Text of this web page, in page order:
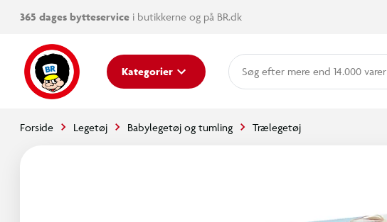
365 dages bytteservice i butikkerne og på BR.dk
Kategorier mere end 14.000 varer
Forside Legetøj Babylegetøj og tumling Trælegetøj